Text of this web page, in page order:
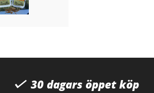
30 dagars öppet köp